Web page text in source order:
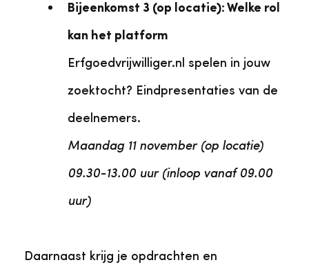
Bijeenkomst 3 (op locatie): Welke rol
kan het platform
Erfgoedvrijwilliger.nl spelen in jouw
zoektocht? Eindpresentaties van de
deelnemers.
Maandag 11 november (op locatie)
09.30-13.00 uur (inloop vanaf 09.00
uur)
Daarnaast krijg je opdrachten en